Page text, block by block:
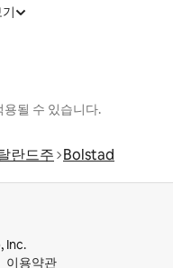
될 수 있습니다.
란드주 Bolstad
Inc.
이용약관